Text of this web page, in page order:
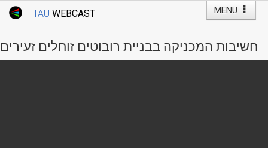
MENU
TAU WEBCAST
Webcast: Courses
Tel Aviv University
חשיבות המכניקה בבניית רובוטים זוחלים זעירים